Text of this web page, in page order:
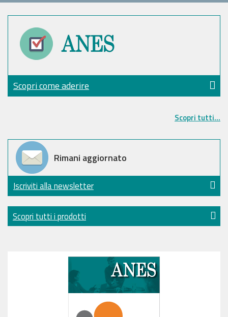
Scopri come aderire
Scopri tutti...
Rimani aggiornato
Iscriviti alla newsletter
Scopri tutti i prodotti